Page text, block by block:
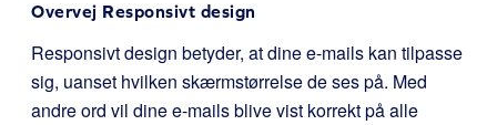
Overvej Responsivt design
Responsivt design betyder, at dine e-mails kan tilpasse
sig, uanset hvilken skærmstørrelse de ses på. Med
andre ord vil dine e-mails blive vist korrekt på alle